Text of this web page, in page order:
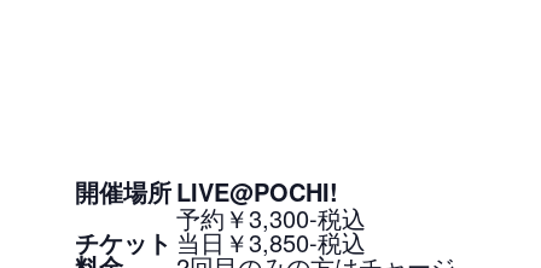
開催場所LIVE@POCHI!
チケット
予約￥3,300-税込
当日￥3,850-税込